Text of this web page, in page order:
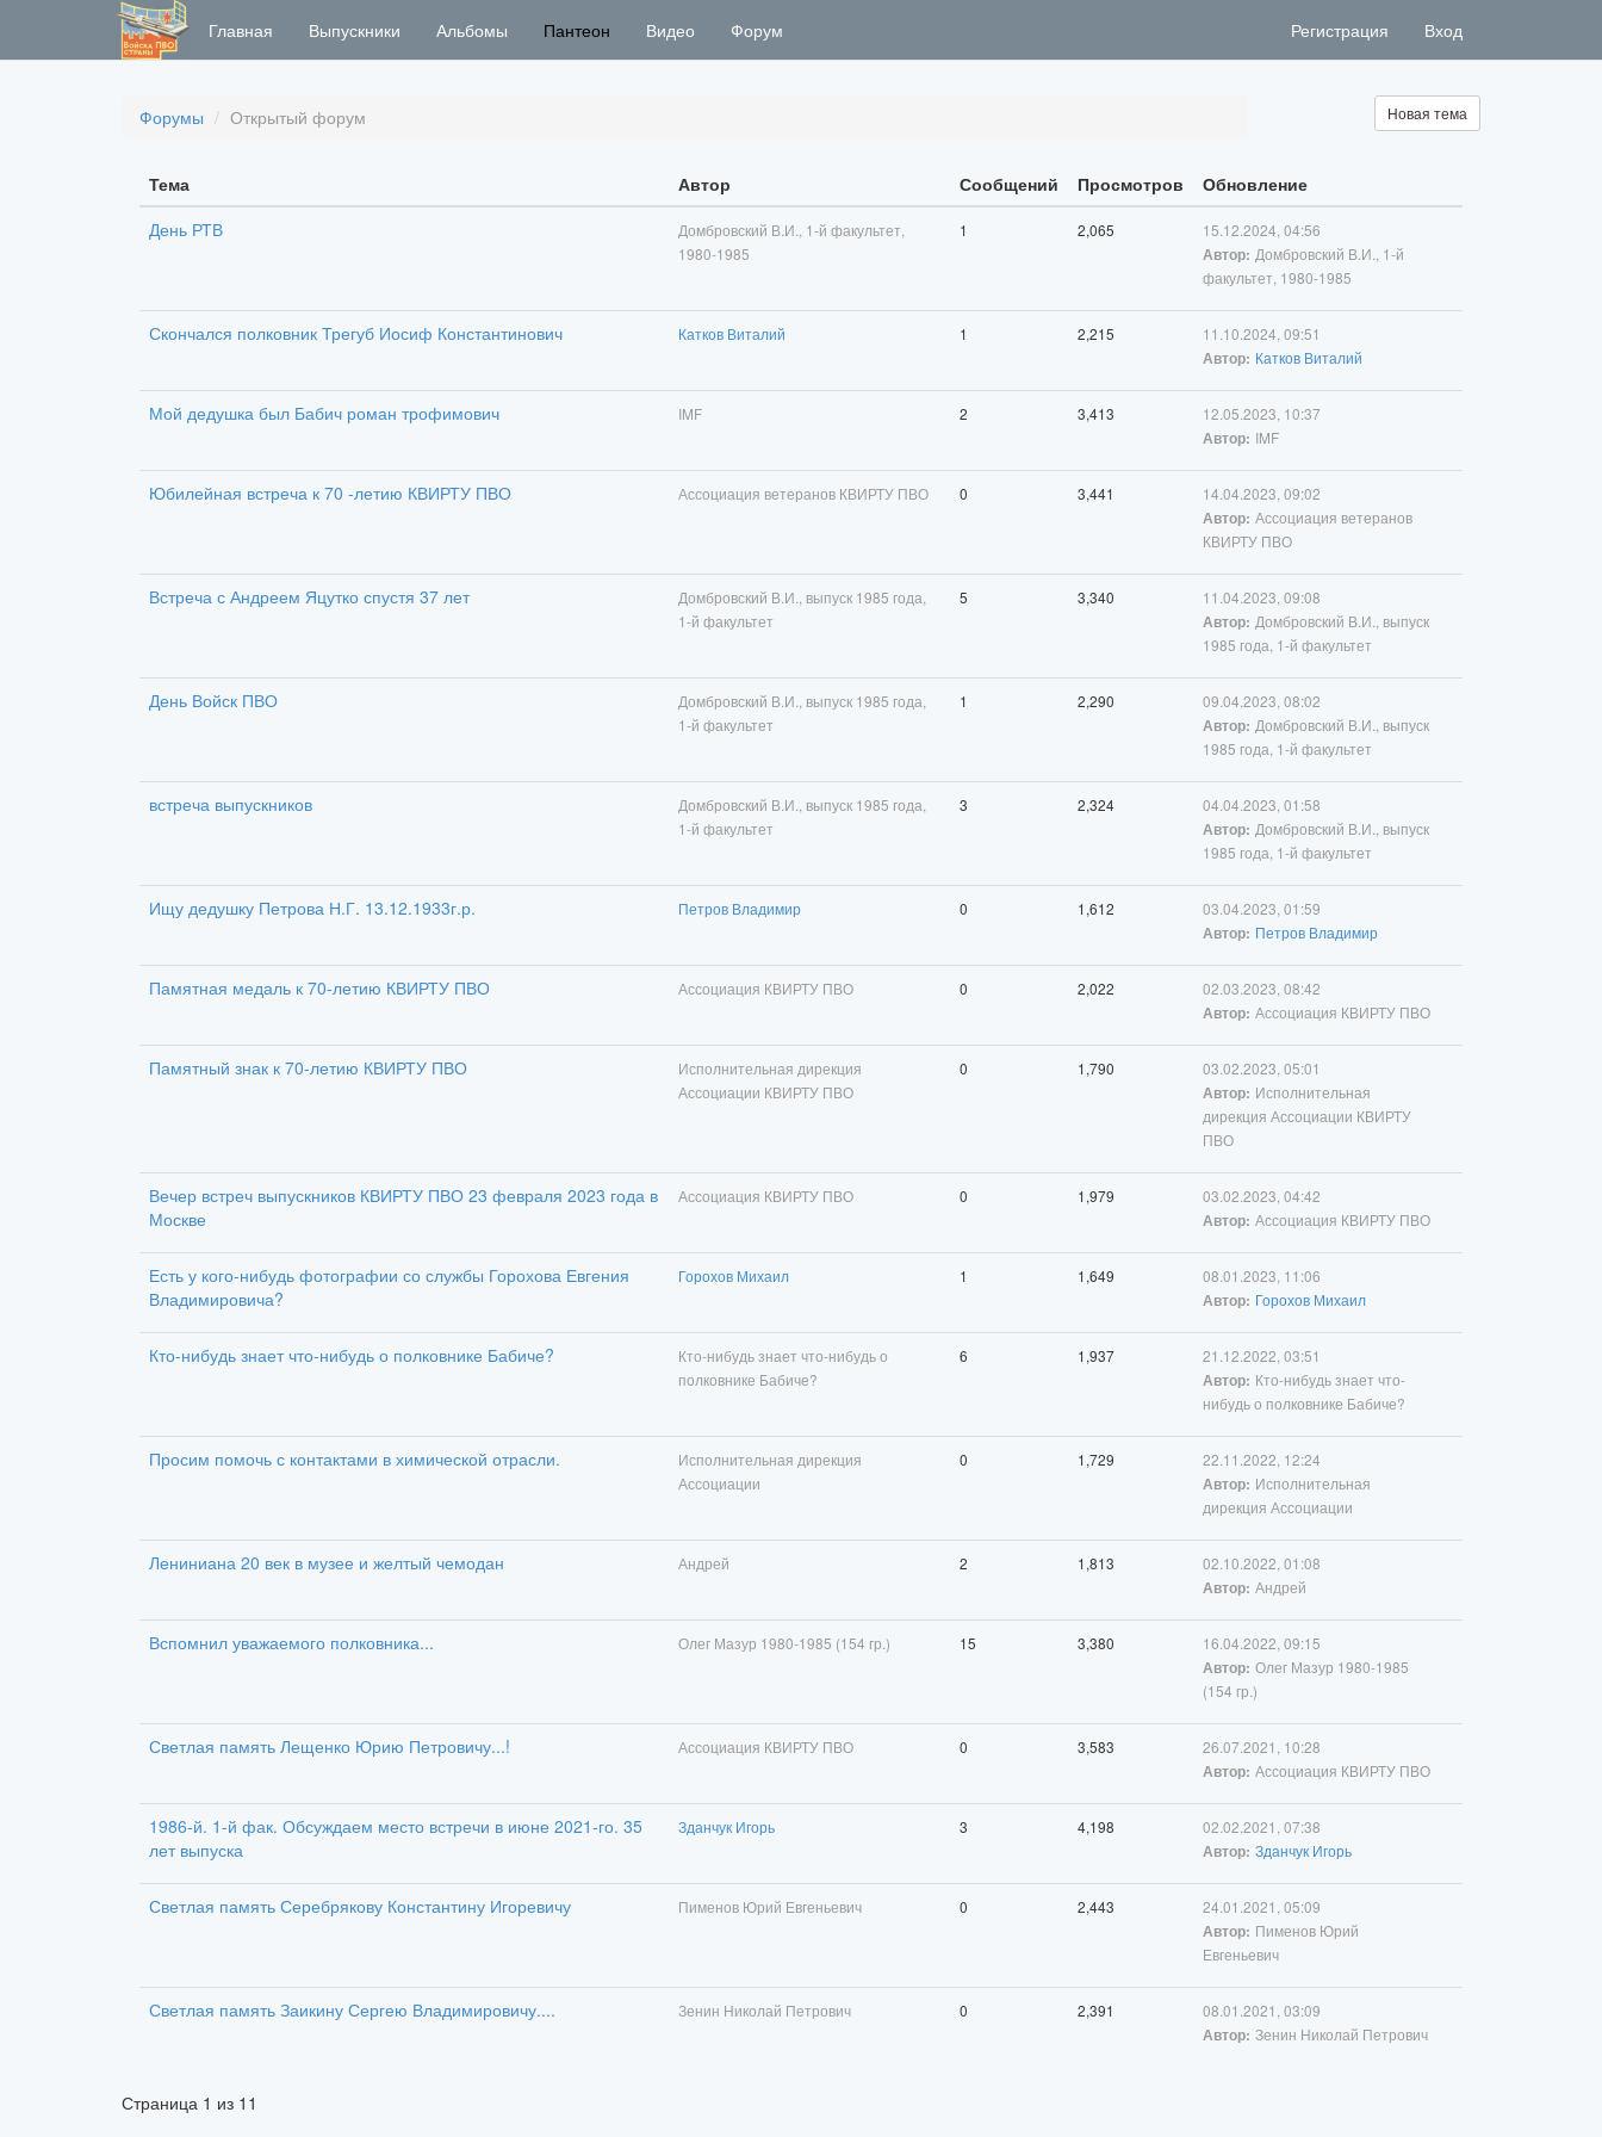
Главная Выпускники Альбомы Пантеон Видео Форум Регистрация Вход
Форумы Открытый форум Новая тема
Тема Автор Сообщений Просмотров
Обновление
День РТВ
Домбровский В.И., 1-й факультет,
1980-1985
1 2,065
15.12.2024, 04:56
Автор: Домбровский В.И., 1-й
факультет, 1980-1985
Скончался полковник Трегуб Иосиф Константинович Катков Виталий 1 2,215
11.10.2024, 09:51
Автор: Катков Виталий
Мой дедушка был Бабич роман трофимович IMF 2 3,413
12.05.2023, 10:37
Автор: IMF
Юбилейная встреча к 70 -летию КВИРТУ ПВО Ассоциация ветеранов КВИРТУ ПВО 0 3,441
14.04.2023, 09:02
Автор: Ассоциация ветеранов
КВИРТУ ПВО
Встреча с Андреем Яцутко спустя 37 лет
Домбровский В.И., выпуск 1985 года,
1-й факультет
5 3,340
11.04.2023, 09:08
Автор: Домбровский В.И., выпуск
1985 года, 1-й факультет
День Войск ПВО
Домбровский В.И., выпуск 1985 года,
1-й факультет
1 2,290
09.04.2023, 08:02
Автор: Домбровский В.И., выпуск
1985 года, 1-й факультет
встреча выпускников
Домбровский В.И., выпуск 1985 года,
1-й факультет
3 2,324
04.04.2023, 01:58
Автор: Домбровский В.И., выпуск
1985 года, 1-й факультет
Ищу дедушку Петрова Н.Г. 13.12.1933г.р. Петров Владимир 0 1,612
03.04.2023, 01:59
Автор: Петров Владимир
Памятная медаль к 70-летию КВИРТУ ПВО Ассоциация КВИРТУ ПВО 0 2,022
02.03.2023, 08:42
Автор: Ассоциация КВИРТУ ПВО
Памятный знак к 70-летию КВИРТУ ПВО
Исполнительная дирекция
Ассоциации КВИРТУ ПВО
0 1,790
03.02.2023, 05:01
Автор: Исполнительная
дирекция Ассоциации КВИРТУ
ПВО
Вечер встреч выпускников КВИРТУ ПВО 23 февраля 2023 года в
Москве
Ассоциация КВИРТУ ПВО 0 1,979
03.02.2023, 04:42
Автор: Ассоциация КВИРТУ ПВО
Есть у кого-нибудь фотографии со службы Горохова Евгения
Владимировича?
Горохов Михаил 1 1,649
08.01.2023, 11:06
Автор: Горохов Михаил
Кто-нибудь знает что-нибудь о полковнике Бабиче?
Кто-нибудь знает что-нибудь о
полковнике Бабиче?
6 1,937
21.12.2022, 03:51
Автор: Кто-нибудь знает что-
нибудь о полковнике Бабиче?
Просим помочь с контактами в химической отрасли.
Исполнительная дирекция
Ассоциации
0 1,729
22.11.2022, 12:24
Автор: Исполнительная
дирекция Ассоциации
Лениниана 20 век в музее и желтый чемодан Андрей 2 1,813
02.10.2022, 01:08
Автор: Андрей
Вспомнил уважаемого полковника... Олег Мазур 1980-1985 (154 гр.) 15 3,380
16.04.2022, 09:15
Автор: Олег Мазур 1980-1985
(154 гр.)
Светлая память Лещенко Юрию Петровичу...! Ассоциация КВИРТУ ПВО 0 3,583
26.07.2021, 10:28
Автор: Ассоциация КВИРТУ ПВО
1986-й. 1-й фак. Обсуждаем место встречи в июне 2021-го. 35
лет выпуска
Зданчук Игорь 3 4,198
02.02.2021, 07:38
Автор: Зданчук Игорь
Светлая память Серебрякову Константину Игоревичу Пименов Юрий Евгеньевич 0 2,443
24.01.2021, 05:09
Автор: Пименов Юрий
Евгеньевич
Светлая память Заикину Сергею Владимировичу.... Зенин Николай Петрович 0 2,391
08.01.2021, 03:09
Автор: Зенин Николай Петрович
Страница 1 из 11